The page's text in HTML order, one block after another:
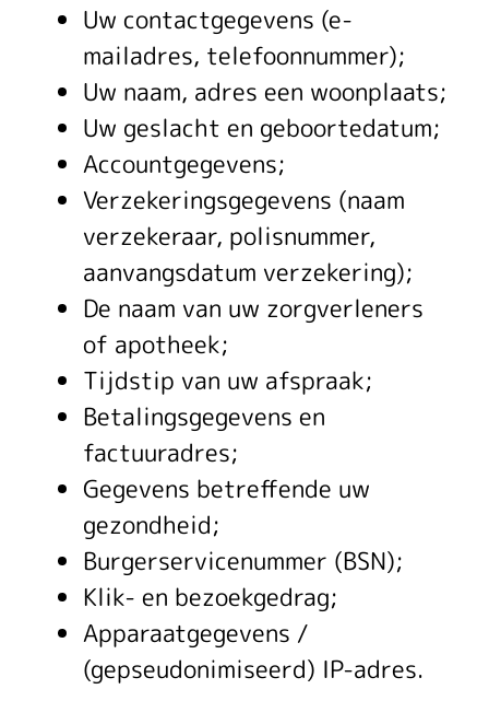
Uw contactgegevens (e-
mailadres, telefoonnummer);
Uw naam, adres een woonplaats;
Uw geslacht en geboortedatum;
Accountgegevens;
Verzekeringsgegevens (naam
verzekeraar, polisnummer,
aanvangsdatum verzekering);
De naam van uw zorgverleners
of apotheek;
Tijdstip van uw afspraak;
Betalingsgegevens en
factuuradres;
Gegevens betreffende uw
gezondheid;
Burgerservicenummer (BSN);
Klik- en bezoekgedrag;
Apparaatgegevens /
(gepseudonimiseerd) IP-adres.